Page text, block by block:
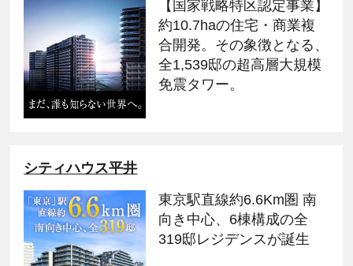
【国家戦略特区認定事業】
約10.7haの住宅・商業複
合開発。その象徴となる、
全1,539邸の超高層大規模
免震タワー。
シティハウス平井
東京駅直線約6.6Km圏 南
向き中心、6棟構成の全
319邸レジデンスが誕生